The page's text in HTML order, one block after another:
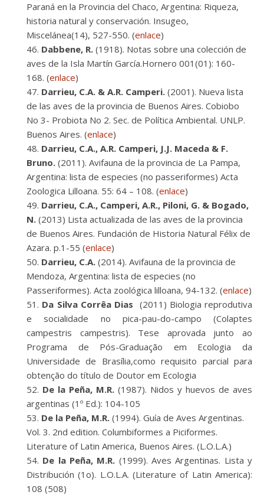
Paraná en la Provincia del Chaco, Argentina: Riqueza,
historia natural y conservación. Insugeo,
Miscelánea(14), 527-550. (enlace)
Dabbene, R. (1918). Notas sobre una colección de
aves de la Isla Martín García.Hornero 001(01): 160-
168. (enlace)
Darrieu, C.A. & A.R. Camperi. (2001). Nueva lista
de las aves de la provincia de Buenos Aires. Cobiobo
No 3- Probiota No 2. Sec. de Política Ambiental. UNLP.
Buenos Aires. (enlace)
Darrieu, C.A., A.R. Camperi, J.J. Maceda & F.
Bruno. (2011). Avifauna de la provincia de La Pampa,
Argentina: lista de especies (no passeriformes) Acta
Zoologica Lilloana. 55: 64 – 108. (enlace)
Darrieu, C.A., Camperi, A.R., Piloni, G. & Bogado,
N. (2013) Lista actualizada de las aves de la provincia
de Buenos Aires. Fundación de Historia Natural Félix de
Azara. p.1-55 (enlace)
Darrieu, C.A. (2014). Avifauna de la provincia de
Mendoza, Argentina: lista de especies (no
Passeriformes). Acta zoológica lilloana, 94-132. (enlace)
Da Silva Corrêa Dias (2011) Biologia reprodutiva
e socialidade no pica-pau-do-campo (Colaptes
campestris campestris). Tese aprovada junto ao
Programa de Pós-Graduação em Ecologia da
Universidade de Brasília,como requisito parcial para
obtenção do título de Doutor em Ecologia
De la Peña, M.R. (1987). Nidos y huevos de aves
argentinas (1º Ed.): 104-105
De la Peña, M.R. (1994). Guía de Aves Argentinas.
Vol. 3. 2nd edition. Columbiformes a Piciformes.
Literature of Latin America, Buenos Aires. (L.O.L.A.)
De la Peña, M.R. (1999). Aves Argentinas. Lista y
Distribución (1o). L.O.L.A. (Literature of Latin America):
108 (508)